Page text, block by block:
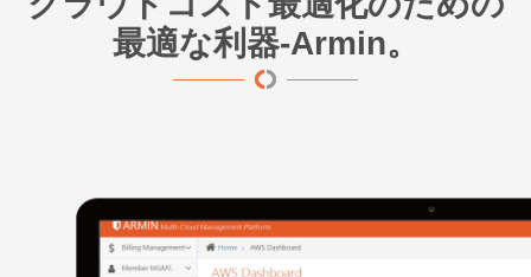
最適な利器-Armin。